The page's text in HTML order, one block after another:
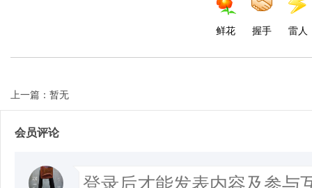
鲜花 握手 雷人
上一篇：暂无
会员评论